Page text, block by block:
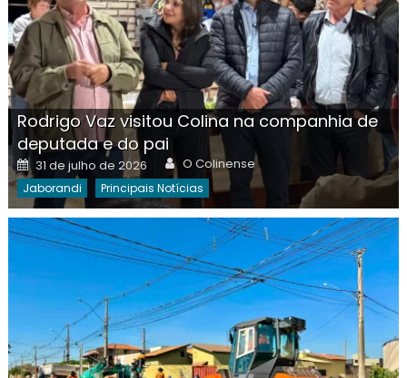
Rodrigo Vaz visitou Colina na companhia de
deputada e do pai
Posted
on
31 de julho de 2026 Author
O Colinense
Jaborandi Principais Notícias